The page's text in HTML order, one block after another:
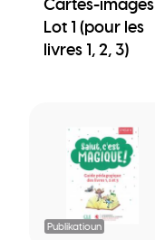
Lot 1 (pour les
livres 1, 2, 3)
Publikatioun